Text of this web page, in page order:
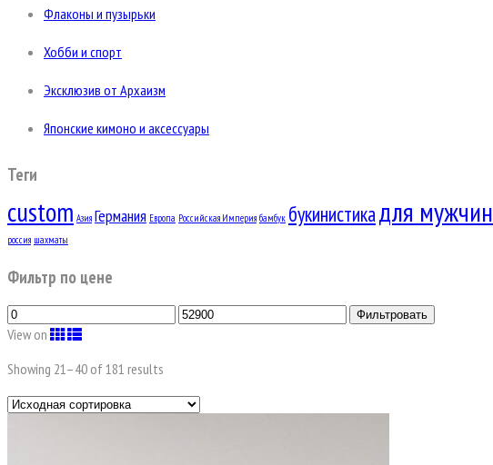
Флаконы и пузырьки
Хобби и спорт
Эксклюзив от Архаизм
Японские кимоно и аксессуары
Теги
custom Азия Германия Европа Российская Империя бамбук букинистикадля мужчин
россия шахматы
Фильтр по цене
Фильтровать
View on
Showing 21–40 of 181 results